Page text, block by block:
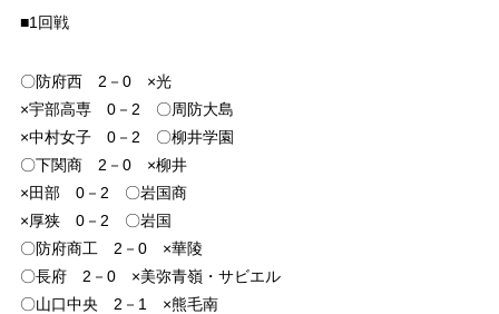
■1回戦
〇防府西 2－0 ×光
×宇部高専 0－2 〇周防大島
×中村女子 0－2 〇柳井学園
〇下関商 2－0 ×柳井
×田部 0－2 〇岩国商
×厚狭 0－2 〇岩国
〇防府商工 2－0 ×華陵
〇長府 2－0 ×美弥青嶺・サビエル
〇山口中央 2－1 ×熊毛南